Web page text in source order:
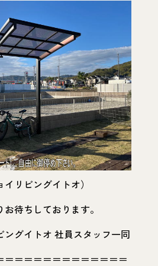
リビングイトオ）
待ちしております。
ングイトオ 社員スタッフ一同
＝＝＝＝＝＝＝＝＝＝＝＝＝